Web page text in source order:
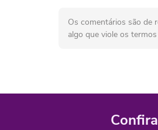
Os comentários são de
algo que viole os